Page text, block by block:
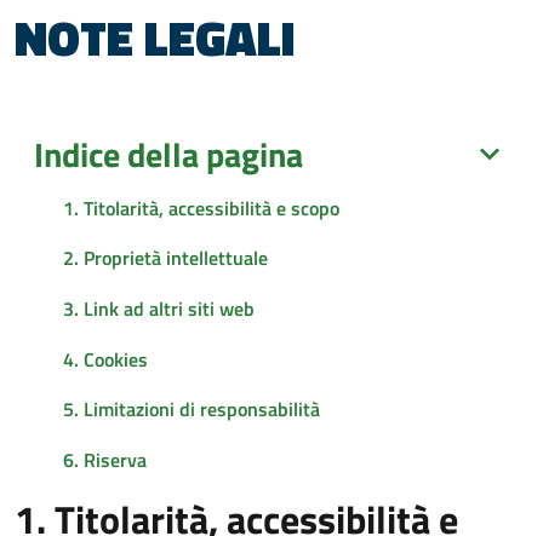
NOTE LEGALI
Indice della pagina
1. Titolarità, accessibilità e scopo
2. Proprietà intellettuale
3. Link ad altri siti web
4. Cookies
5. Limitazioni di responsabilità
6. Riserva
1. Titolarità, accessibilità e